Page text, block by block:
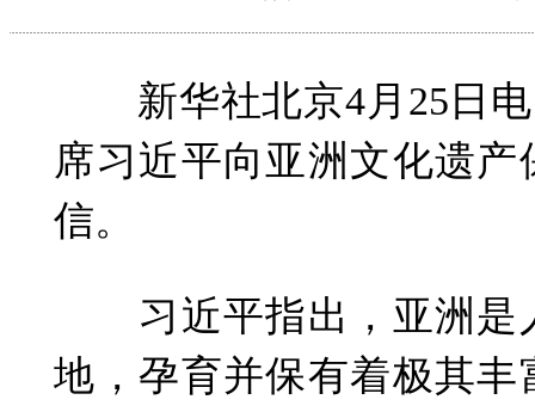
新华社北京4月25日电
席习近平向亚洲文化遗
信。
习近平指出，亚洲是
地，孕育并保有着极其丰